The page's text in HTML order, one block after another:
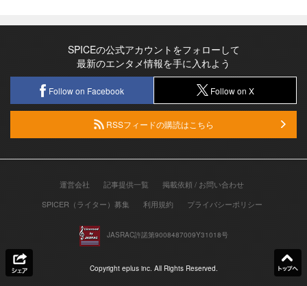
SPICEの公式アカウントをフォローして
最新のエンタメ情報を手に入れよう
Follow on Facebook Follow on X
RSSフィードの購読はこちら
運営会社 記事提供一覧
掲載依頼 / お問い合わせ
SPICER（ライター）募集
利用規約 プライバシーポリシー
JASRAC許諾第9008487009Y31018号
Copyright eplus inc. All Rights Reserved.